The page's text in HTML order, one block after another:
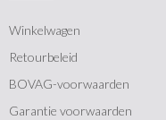
Winkelwagen
Retourbeleid
BOVAG-voorwaarden
Garantie voorwaarden